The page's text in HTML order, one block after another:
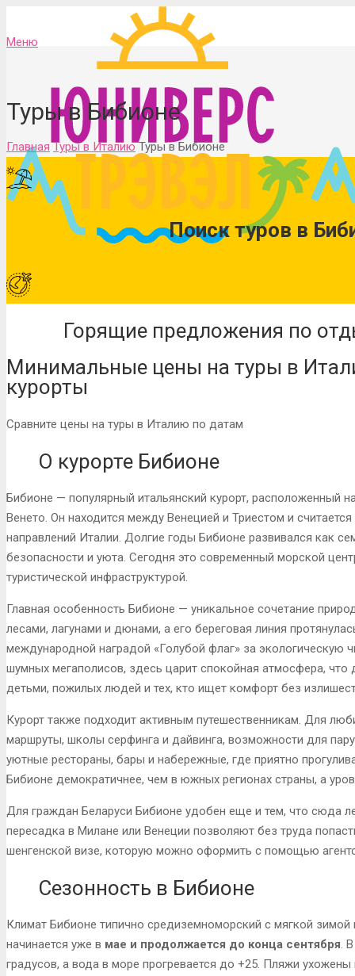
Меню
Туры в Бибионе
Главная Туры в Италию Туры в Бибионе
Поиск туров в
Горящие предложения по
Минимальные цены на туры в
курорты
Сравните цены на туры в Италию по датам
О курорте Бибионе
Бибионе — популярный итальянский курорт, расположенный
Венето. Он находится между Венецией и Триестом и
направлений Италии. Долгие годы Бибионе развивался как
безопасности и уюта. Сегодня это современный морской
туристической инфраструктурой.
Главная особенность Бибионе — уникальное сочетание
лесами, лагунами и дюнами, а его береговая линия
международной наградой «Голубой флаг» за экологическую
шумных мегаполисов, здесь царит спокойная атмосфера,
детьми, пожилых людей и тех, кто ищет комфорт без
Курорт также подходит активным путешественникам. Для
маршруты, школы серфинга и дайвинга, возможности для
уютные рестораны, бары и набережные, где приятно
Бибионе демократичнее, чем в южных регионах страны, а
Для граждан Беларуси Бибионе удобен еще и тем, что сюда
пересадка в Милане или Венеции позволяют без труда
шенгенской визе, которую можно оформить с помощью
Сезонность в Бибионе
Климат Бибионе типично средиземноморский с мягкой
начинается уже в мае и продолжается до конца сентября.
градусов, а вода в море прогревается до +25. Пляжи